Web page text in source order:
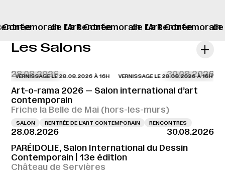
Contemorain
La Rentréede l'Art Contemorain
La Rentréede l'Art Contemorain
La Rentrée
Les Salons
28.08.2026 30.08.2026
VERNISSAGE LE 28.08.2026 À 16H VERNISSAGE LE 28.08.2026 À 16H
Art-o-rama 2026 — Salon international d’art
contemporain
Friche la Belle de Mai (hors-les-murs)
SALON RENTRÉE DE L'ART CONTEMPORAIN RENCONTRES
28.08.2026
30.08.2026
PARÉIDOLIE, Salon International du Dessin
Contemporain | 13e édition
Château de Servières